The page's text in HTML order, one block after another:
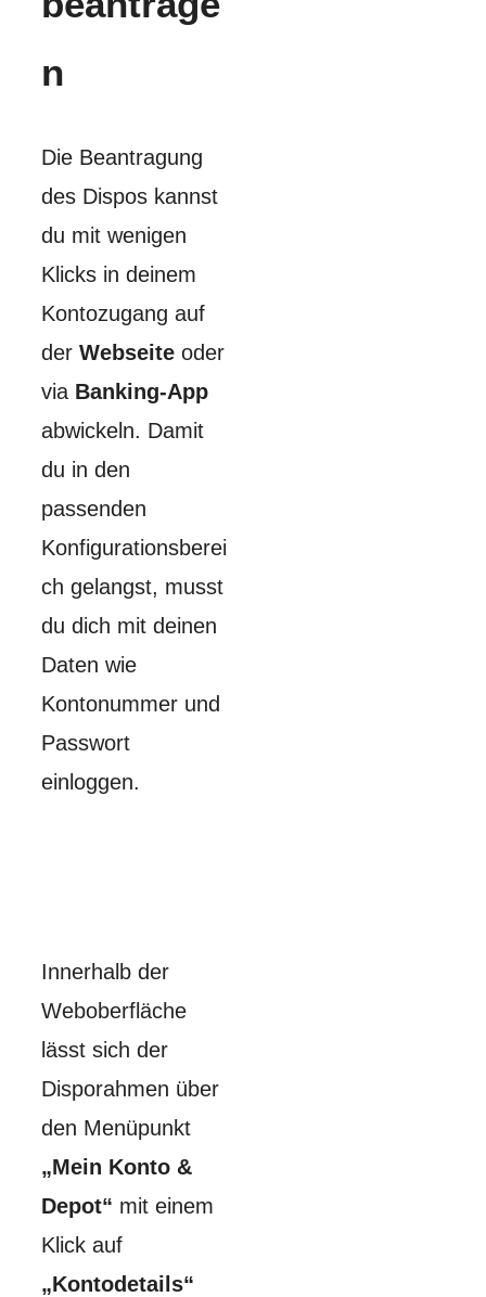
n
Die Beantragung
des Dispos kannst
du mit wenigen
Klicks in deinem
Kontozugang auf
der Webseite oder
via Banking-App
abwickeln. Damit
du in den
passenden
Konfigurationsberei
ch gelangst, musst
du dich mit deinen
Daten wie
Kontonummer und
Passwort
einloggen.
Innerhalb der
Weboberfläche
lässt sich der
Disporahmen über
den Menüpunkt
„Mein Konto &
Depot“ mit einem
Klick auf
„Kontodetails“